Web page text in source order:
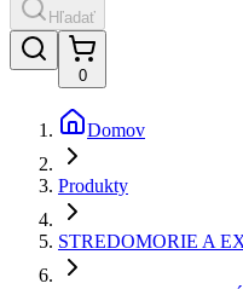
Hľadať
0
Domov
Produkty
STREDOMORIE A